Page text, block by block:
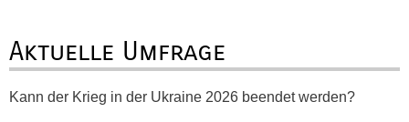
Aktuelle Umfrage
Kann der Krieg in der Ukraine 2026 beendet werden?